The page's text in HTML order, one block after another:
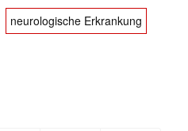
neurologische Erkrankung